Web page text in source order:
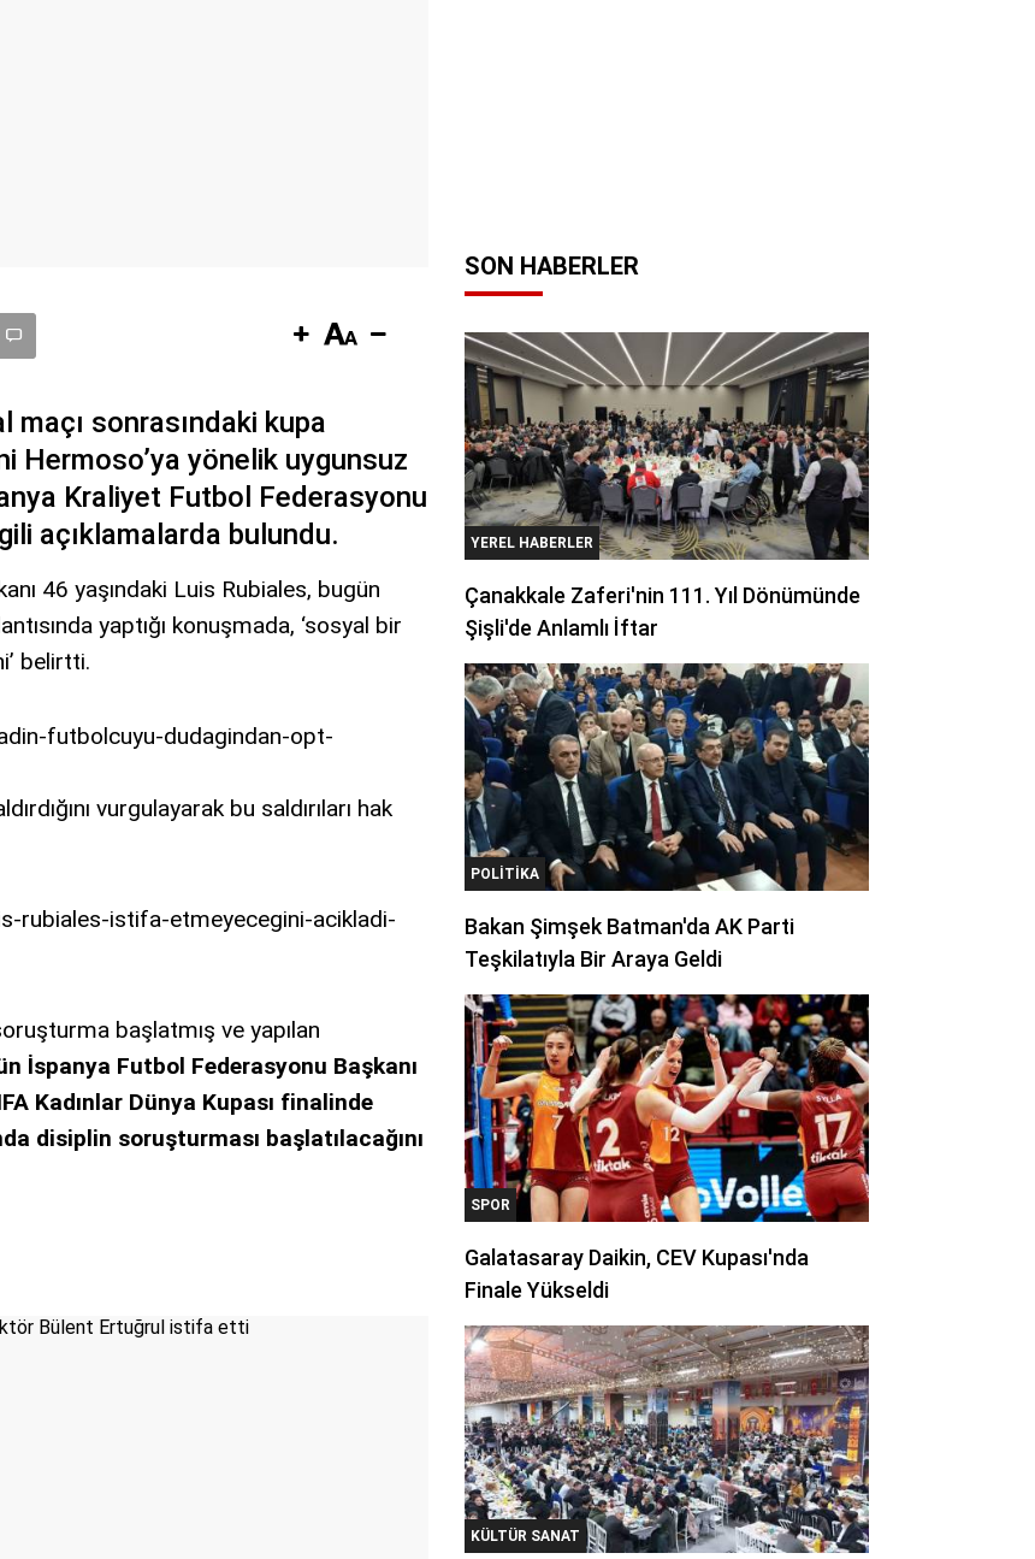
maçı sonrasındaki kupa
yönelik uygunsuz
Kraliyet Futbol Federasyonu
açıklamalarda bulundu.
46 yaşındaki Luis Rubiales, bugün
yaptığı konuşmada, ‘sosyal bir
belirtti.
vurgulayarak bu saldırıları hak
başlatmış ve yapılan
İspanya Futbol Federasyonu Başkanı
Kadınlar Dünya Kupası finalinde
disiplin soruşturması başlatılacağını
SON HABERLER
YEREL HABERLER
Çanakkale Zaferi'nin 111. Yıl Dönümünde
Şişli'de Anlamlı İftar
POLITIKA
Bakan Şimşek Batman'da AK Parti
Teşkilatıyla Bir Araya Geldi
SPOR
Galatasaray Daikin, CEV Kupası'nda
Finale Yükseldi
KÜLTÜR SANAT